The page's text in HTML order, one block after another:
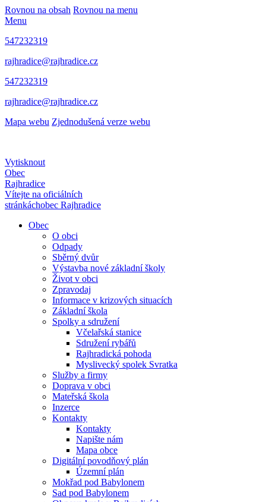
Rovnou na obsah Rovnou na menu
Menu
547232319
rajhradice@rajhradice.cz
547232319
rajhradice@rajhradice.cz
Mapa webu Zjednodušená verze webu
Vytisknout
Obec
Rajhradice
Vítejte na oficiálních
stránkáchobec Rajhradice
Obec
O obci
Odpady
Sběrný dvůr
Výstavba nové základní školy
Život v obci
Zpravodaj
Informace v krizových situacích
Základní škola
Spolky a sdružení
Včelařská stanice
Sdružení rybářů
Rajhradická pohoda
Myslivecký spolek Svratka
Služby a firmy
Doprava v obci
Mateřská škola
Inzerce
Kontakty
Kontakty
Napište nám
Mapa obce
Digitální povodňový plán
Územní plán
Mokřad pod Babylonem
Sad pod Babylonem